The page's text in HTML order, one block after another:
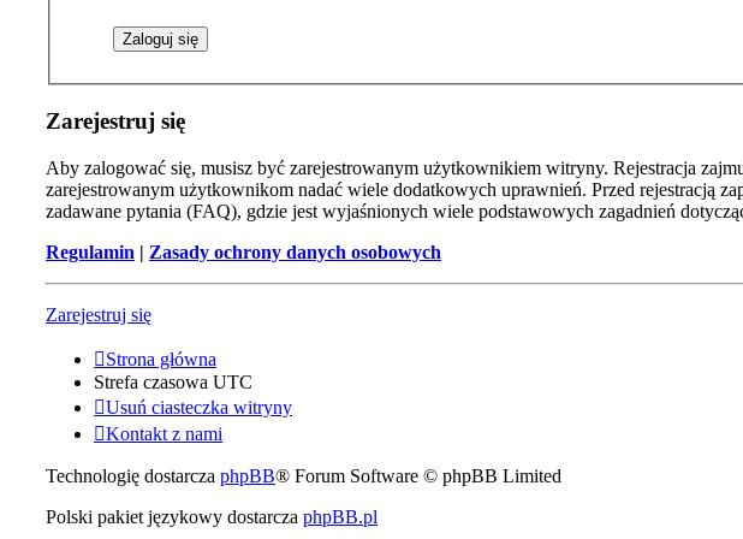
Zarejestruj się
Aby zalogować się, musisz być zarejestrowanym użytkownikiem witryny. Rejestracja
zarejestrowanym użytkownikom nadać wiele dodatkowych uprawnień. Przed rejestracją
zadawane pytania (FAQ), gdzie jest wyjaśnionych wiele podstawowych zagadnień
Regulamin | Zasady ochrony danych osobowych
Zarejestruj się
Strona główna
Strefa czasowa UTC
Usuń ciasteczka witryny
Kontakt z nami
Technologię dostarcza phpBB® Forum Software © phpBB Limited
Polski pakiet językowy dostarcza phpBB.pl